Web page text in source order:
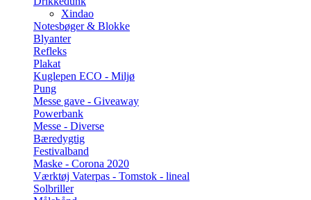
Xindao
Notesbøger & Blokke
Blyanter
Refleks
Plakat
Kuglepen ECO - Miljø
Pung
Messe gave - Giveaway
Powerbank
Messe - Diverse
Bæredygtig
Festivalband
Maske - Corona 2020
Værktøj Vaterpas - Tomstok - lineal
Solbriller